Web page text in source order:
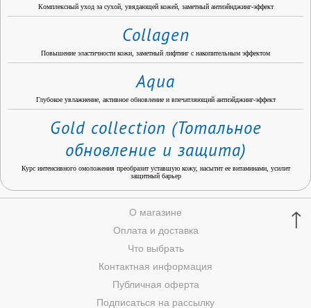
Комплексный уход за сухой, увядающей кожей, заметный антиэйнджинг-эффект
Collagen
Повышение эластичности кожи, заметный лифтинг с накопительным эффектом
Aqua
Глубокое увлажнение, активное обновление и впечатляющий антиэйджинг-эффект
Gold collection (Тотальное
обновление и защита)
Курс интенсивного омоложения преобразит уставшую кожу, насытит ее витаминами, усилит
защитный барьер
↑
О магазине
Оплата и доставка
Что выбрать
Контактная информация
Публичная оферта
Подписаться на рассылку